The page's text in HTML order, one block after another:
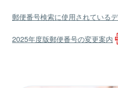
郵便番号検索に使用されている
2025年度版郵便番号の変更案内